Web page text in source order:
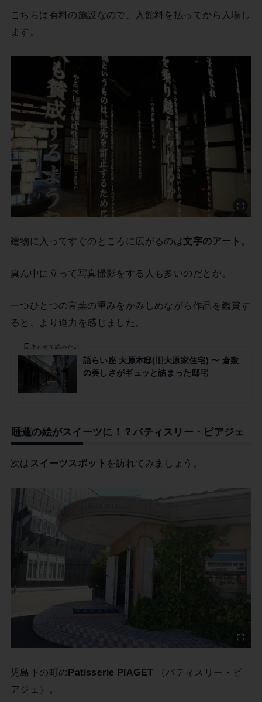
こちらは有料の施設なので、入館料を払ってから入場し
ます。
建物に入ってすぐのところに広がるのは文字のアート
真ん中に立って写真撮影をする人も多いのだとか。
一つひとつの言葉の重みをかみしめながら作品を鑑賞す
ると、より迫力を感じました。
語らい座 大原本邸(旧大原家住宅) 〜 倉敷
の美しさがギュッと詰まった邸宅
あわせて読みたい
睡蓮の絵がスイーツに！？パティスリー・ピアジェ
次は スイーツスポット を訪れてみましょう。
児島下の町のPatisserie PIAGET
（パティスリー・ピ
アジェ）。